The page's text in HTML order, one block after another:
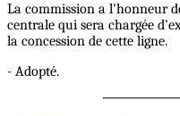
La commission a l'honneur
centrale qui sera chargée
la concession de cette ligne.
- Adopté.